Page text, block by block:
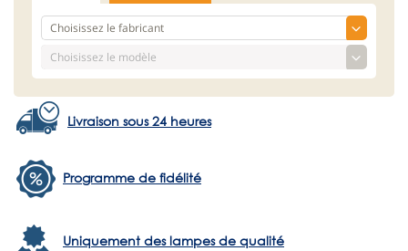
Livraison sous 24 heures
Programme de fidélité
Uniquement des lampes de qualité